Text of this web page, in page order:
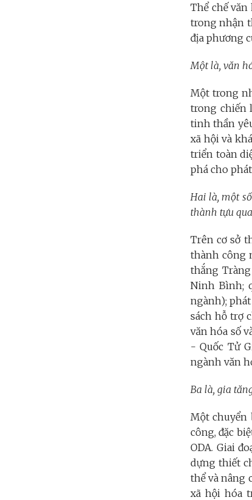
Thể chế văn
trong nhận
địa phương
Một là, văn
Một trong
trong chiến
tinh thần
xã hội và
triển toàn
phá cho
Hai là, một
thành tựu
Trên cơ sở
thành công
thắng
Ninh Bình;
ngành);
sách hỗ trợ
văn hóa số
- Quốc Tử
ngành văn
Ba là, gia
Một chuyển
công, đặc
ODA. Giai
dựng thiết
thể và nâng
xã hội hóa